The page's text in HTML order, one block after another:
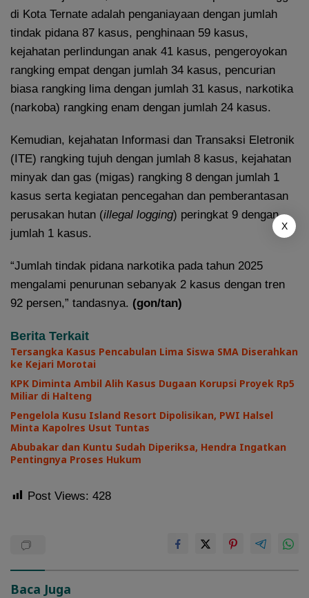
di Kota Ternate adalah penganiayaan dengan jumlah
tindak pidana 87 kasus, penghinaan 59 kasus,
kejahatan perlindungan anak 41 kasus, pengeroyokan
rangking empat dengan jumlah 34 kasus, pencurian
biasa rangking lima dengan jumlah 31 kasus, narkotika
(narkoba) rangking enam dengan jumlah 24 kasus.
Kemudian, kejahatan Informasi dan Transaksi Eletronik
(ITE) rangking tujuh dengan jumlah 8 kasus, kejahatan
minyak dan gas (migas) rangking 8 dengan jumlah 1
kasus serta kegiatan pencegahan dan pemberantasan
perusakan hutan (illegal logging) peringkat 9 dengan
jumlah 1 kasus.
“Jumlah tindak pidana narkotika pada tahun 2025
mengalami penurunan sebanyak 2 kasus dengan tren
92 persen,” tandasnya. (gon/tan)
Berita Terkait
Tersangka Kasus Pencabulan Lima Siswa SMA Diserahkan
ke Kejari Morotai
KPK Diminta Ambil Alih Kasus Dugaan Korupsi Proyek Rp5
Miliar di Halteng
Pengelola Kusu Island Resort Dipolisikan, PWI Halsel
Minta Kapolres Usut Tuntas
Abubakar dan Kuntu Sudah Diperiksa, Hendra Ingatkan
Pentingnya Proses Hukum
Post Views: 428
Baca Juga
X